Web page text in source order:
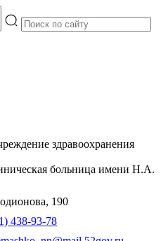
здравоохранения
больница имени Н.А.
190
438-93-78